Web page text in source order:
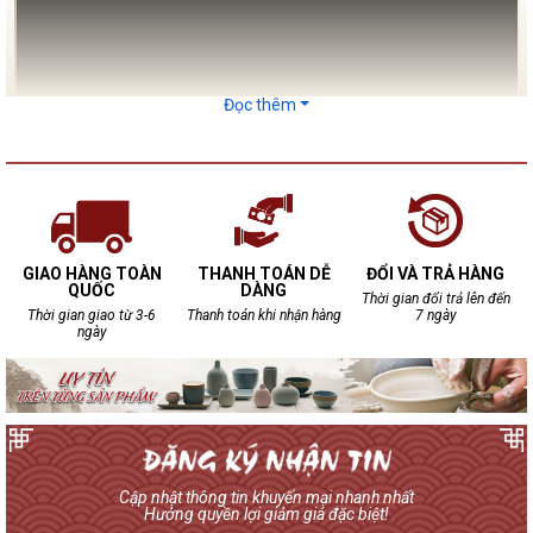
Ưu điểm các dòng chum sành ngâm rượu tại Bảo
Khánh
lượng, bạn nên đến những địa chỉ uy tín. Gốm sứ Bảo
Khánh là một trong những thương hiệu uy tín nhất
được hàng nghìn người tiêu dùng trong và ngoài
nước lựa chọn.
Chum sành ngâm rượu Bảo Khánh mang những ưu
điểm:
Đọc thêm
GIAO HÀNG TOÀN
QUỐC
Thời gian giao từ 3-6
ngày
THANH TOÁN DỄ
DÀNG
Thanh toán khi nhận hàng
ĐỔI VÀ TRẢ HÀNG
Thời gian đổi trả lên đến
7 ngày
Cập nhật thông tin khuyến mại nhanh nhất
Hưởng quyền lợi giảm giá đặc biệt!